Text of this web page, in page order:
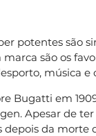
potentes são
marca são os
música e
Bugatti em
Apesar de
depois da morte